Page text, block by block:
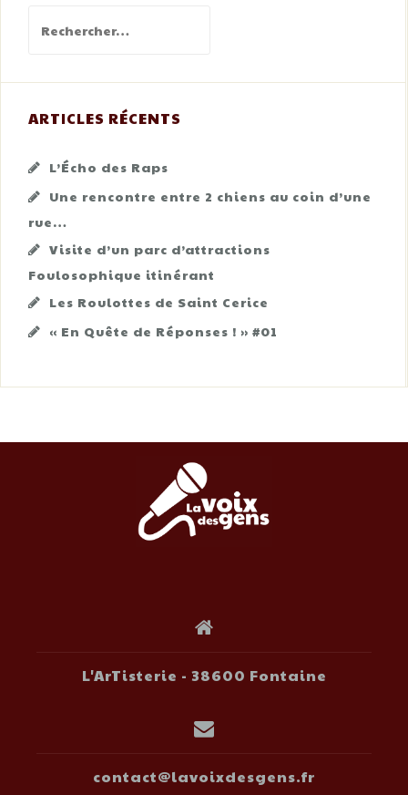
ARTICLES RÉCENTS
L’Écho des Raps
Une rencontre entre 2 chiens au coin d’une
rue…
Visite d’un parc d’attractions
Foulosophique itinérant
Les Roulottes de Saint Cerice
« En Quête de Réponses ! » #01
L'ArTisterie - 38600 Fontaine
contact@lavoixdesgens.fr